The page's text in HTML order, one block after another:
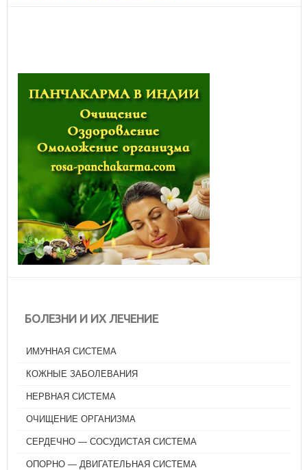
БОЛЕЗНИ И ИХ ЛЕЧЕНИЕ
ИМУННАЯ СИСТЕМА
КОЖНЫЕ ЗАБОЛЕВАНИЯ
НЕРВНАЯ СИСТЕМА
ОЧИЩЕНИЕ ОРГАНИЗМА
СЕРДЕЧНО — СОСУДИСТАЯ СИСТЕМА
ОПОРНО — ДВИГАТЕЛЬНАЯ СИСТЕМА